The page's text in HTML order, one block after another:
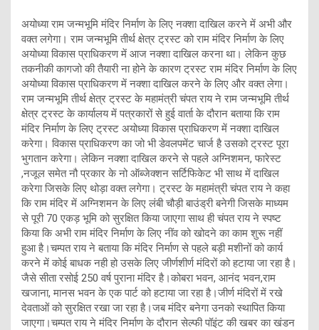
अयोध्या राम जन्मभूमि मंदिर निर्माण के लिए नक्शा दाखिल करने में अभी और
वक्त लगेगा। राम जन्मभूमि तीर्थ क्षेत्र ट्रस्ट को राम मंदिर निर्माण के लिए
अयोध्या विकास प्राधिकरण में आज नक्शा दाखिल करना था। लेकिन कुछ
तकनीकी कागजो की तैयारी ना होने के कारण ट्रस्ट राम मंदिर निर्माण के लिए
अयोध्या विकास प्राधिकरण में नक्शा दाखिल करने के लिए और वक्त लेगा।
राम जन्मभूमि तीर्थ क्षेत्र ट्रस्ट के महामंत्री चंपत राय ने राम जन्मभूमि तीर्थ
क्षेत्र ट्रस्ट के कार्यालय में पत्रकारों से हुई वार्ता के दौरान बताया कि राम
मंदिर निर्माण के लिए ट्रस्ट अयोध्या विकास प्राधिकरण में नक्शा दाखिल
करेगा। विकास प्राधिकरण का जो भी डेवलपमेंट चार्ज है उसको ट्रस्ट पूरा
भुगतान करेगा। लेकिन नक्शा दाखिल करने से पहले अग्निशमन, फारेस्ट
,नजूल समेत नौ प्रकार के नो ऑब्जेक्शन सर्टिफिकेट भी साथ में दाखिल
करेगा जिसके लिए थोड़ा वक्त लगेगा। ट्रस्ट के महामंत्री चंपत राय ने कहा
कि राम मंदिर में अग्निशमन के लिए लंबी चौड़ी बाउंड्री बनेगी जिसके माध्यम
से पूरी 70 एकड़ भूमि को सुरक्षित किया जाएगा साथ ही चंपत राय ने स्पष्ट
किया कि अभी राम मंदिर निर्माण के लिए नींव को खोदने का काम शुरू नहीं
हुआ है।चम्पत राय ने बताया कि मंदिर निर्माण से पहले बड़ी मशीनों को कार्य
करने में कोई बाधक नही हो उसके लिए जीर्णशीर्ण मंदिरों को हटाया जा रहा है।
जैसे सीता रसोई 250 वर्ष पुराना मंदिर है।कोबरा भवन, आनंद भवन,राम
खजाना, मानस भवन के एक पार्ट को हटाया जा रहा है।जीर्ण मंदिरों में रखे
देवताओं को सुरक्षित रखा जा रहा है।जब मंदिर बनेगा उनको स्थापित किया
जाएगा।चम्पत राय ने मंदिर निर्माण के दौरान सेल्फी पॉइंट की खबर का खंडन